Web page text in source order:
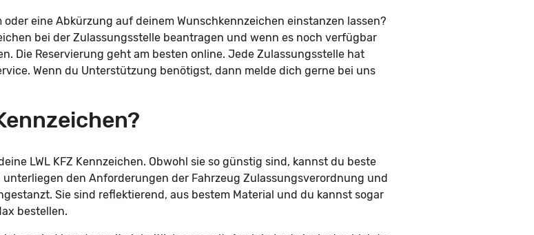
eine Abkürzung auf deinem Wunschkennzeichen einstanzen lassen?
bei der Zulassungsstelle beantragen und wenn es noch verfügbar
Die Reservierung geht am besten online. Jede Zulassungsstelle hat
Wenn du Unterstützung benötigst, dann melde dich gerne bei uns
LWL KFZ Kennzeichen. Obwohl sie so günstig sind, kannst du beste
den Anforderungen der Fahrzeug Zulassungsverordnung und
Sie sind reflektierend, aus bestem Material und du kannst sogar
bestellen.